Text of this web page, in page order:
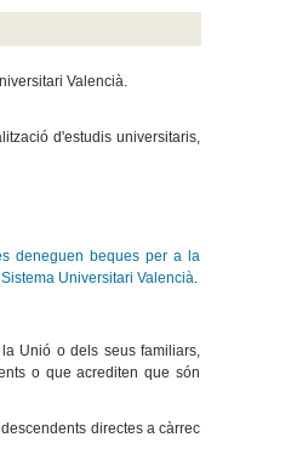
Valencià.
d'estudis universitaris,
deneguen beques per a la
Universitari Valencià
Unió o dels seus familiars,
o que acrediten que són
directes a càrrec